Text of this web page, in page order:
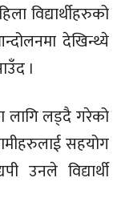
विद्यार्थीहरुको
देखिन्थ्ये
।
लागि लड्दै गरेको
सहयोग
उनले विद्यार्थी